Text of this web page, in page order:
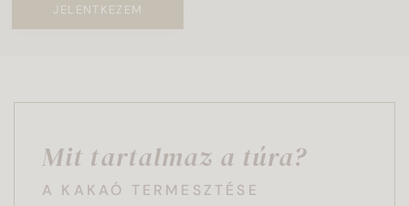
JELENTKEZEM
Mit tartalmaz a túra?
A KAKAÓ TERMESZTÉSE